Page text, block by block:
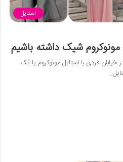
استایل
شیک داشته باشیم
فردی با استایل مونوکروم یا تک